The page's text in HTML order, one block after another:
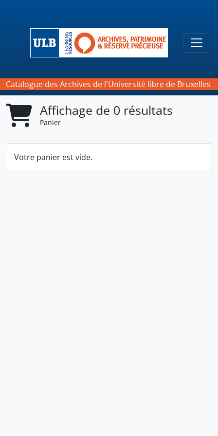
Catalogue des Archives de l'Université libre de Bruxelles
Affichage de 0 résultats
Panier
Votre panier est vide.